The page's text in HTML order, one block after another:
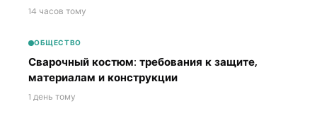
14 часов тому
ОБЩЕСТВО
Сварочный костюм: требования к защите,
материалам и конструкции
1 день тому